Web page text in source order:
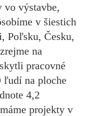
vo výstavbe,
v šiestich
Poľsku, Česku,
na
pracovné
ľudí na ploche
4,2
projekty v